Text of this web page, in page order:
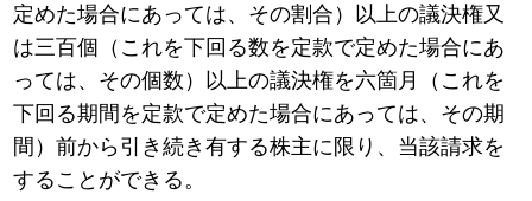
定めた場合にあっては、その割合）以上の議決権又
は三百個（これを下回る数を定款で定めた場合にあ
っては、その個数）以上の議決権を六箇月（これを
下回る期間を定款で定めた場合にあっては、その期
間）前から引き続き有する株主に限り、当該請求を
することができる。